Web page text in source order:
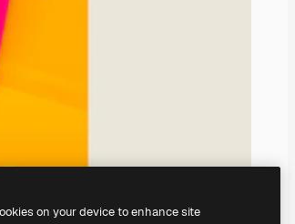
on your device to enhance site